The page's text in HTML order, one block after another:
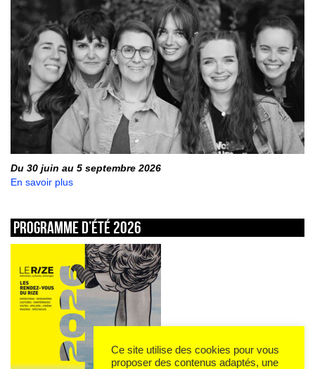
Du 30 juin au 5 septembre 2026
En savoir plus
Programme d’été 2026
Ce site utilise des cookies pour vous
proposer des contenus adaptés, une